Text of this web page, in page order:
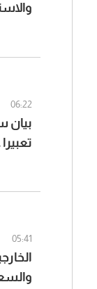
06:22
بيان
05:41